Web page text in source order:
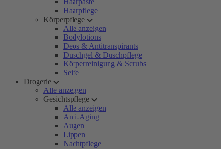
Haarpaste
Haarpflege
Körperpflege
Alle anzeigen
Bodylotions
Deos & Antitranspirants
Duschgel & Duschpflege
Körperreinigung & Scrubs
Seife
Drogerie
Alle anzeigen
Gesichtspflege
Alle anzeigen
Anti-Aging
Augen
Lippen
Nachtpflege